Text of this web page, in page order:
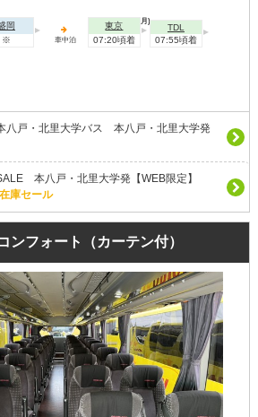
岡
車中泊
2026年08月10日(月)
東京
07:20頃着
TDL
07:55頃着
戸・北里大学バス 本八戸・北里大学発
本八戸・北里大学発【WEB限定】
在庫セール
ンフォート（カーテン付）